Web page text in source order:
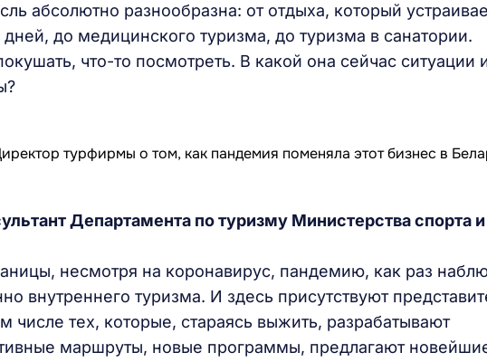
абсолютно разнообразна: от отдыха, который
до медицинского туризма, до туризма в санатории.
что-то посмотреть. В какой она сейчас ситуации
Департамента по туризму Министерства спорта и
несмотря на коронавирус, пандемию, как раз
внутреннего туризма. И здесь присутствуют
числе тех, которые, стараясь выжить, разрабатывают
маршруты, новые программы, предлагают